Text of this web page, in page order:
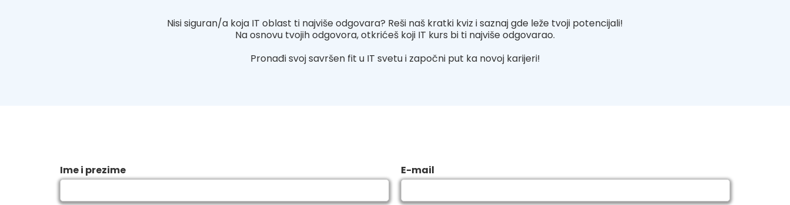
Nisi siguran/a koja IT oblast ti najviše odgovara? Reši naš kratki kviz i saznaj gde leže tvoji potencijali!
Na osnovu tvojih odgovora, otkrićeš koji IT kurs bi ti najviše odgovarao.
Pronađi svoj savršen fit u IT svetu i započni put ka novoj karijeri!
Ime i prezime E-mail